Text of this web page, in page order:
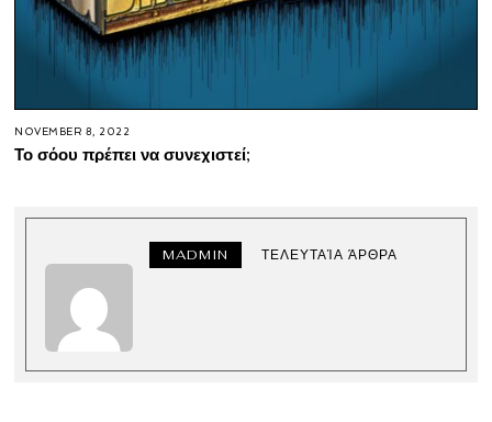
NOVEMBER 8, 2022
Το σόου πρέπει να συνεχιστεί;
MADMIN ΤΕΛΕΥΤΑΊΑ ΆΡΘΡΑ